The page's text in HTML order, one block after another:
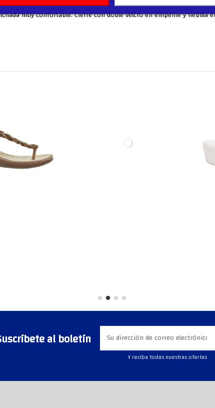
muy confortable. Cierre con doble velcro en empeine y hebilla
al boletín
Y reciba todas nuestras ofertas